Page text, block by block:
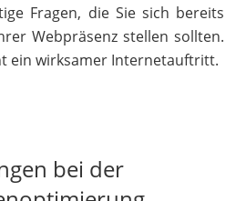
Fragen, die Sie sich bereits
Webpräsenz stellen sollten.
ein wirksamer Internetauftritt.
bei der